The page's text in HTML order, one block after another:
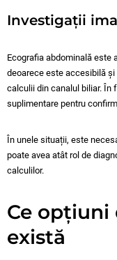
Investigații
Ecografia abdominală este
deoarece este accesibilă
calculii din canalul biliar. În
suplimentare pentru
În unele situații, este
poate avea atât rol de
calculilor.
Ce
există